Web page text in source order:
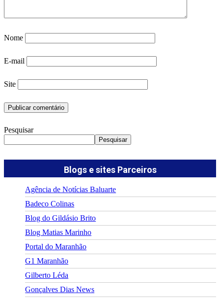
Nome
E-mail
Site
Pesquisar
Pesquisar
Blogs e sites Parceiros
Agência de Notícias Baluarte
Badeco Colinas
Blog do Gildásio Brito
Blog Matias Marinho
Portal do Maranhão
G1 Maranhão
Gilberto Léda
Gonçalves Dias News